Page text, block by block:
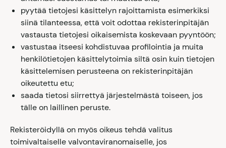
pyytää tietojesi käsittelyn rajoittamista esimerkiksi
siinä tilanteessa, että voit odottaa rekisterinpitäjän
vastausta tietojesi oikaisemista koskevaan pyyntöön;
vastustaa itseesi kohdistuvaa profilointia ja muita
henkilötietojen käsittelytoimia siltä osin kuin tietojen
käsittelemisen perusteena on rekisterinpitäjän
oikeutettu etu;
saada tietosi siirrettyä järjestelmästä toiseen, jos
tälle on laillinen peruste.
Rekisteröidyllä on myös oikeus tehdä valitus
toimivaltaiselle valvontaviranomaiselle, jos